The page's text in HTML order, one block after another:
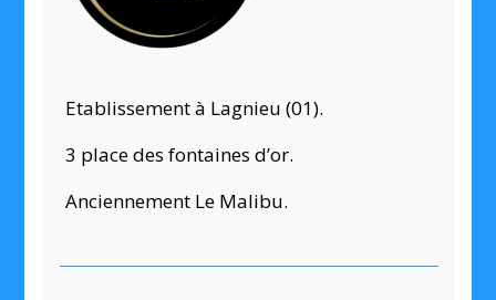
Etablissement à Lagnieu (01).
3 place des fontaines d’or.
Anciennement Le Malibu.